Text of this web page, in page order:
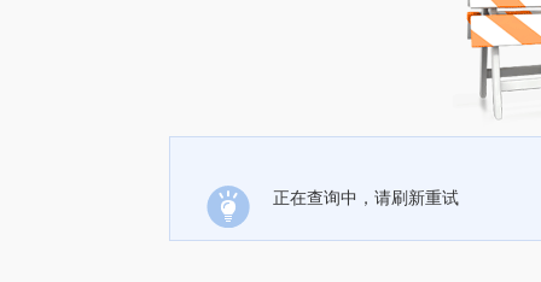
正在查询中，请刷新重试